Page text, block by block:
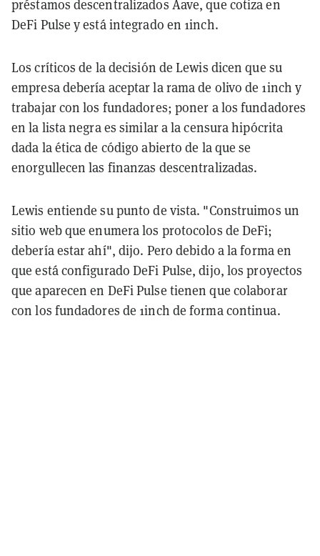
préstamos descentralizados Aave, que cotiza en
DeFi Pulse y está integrado en 1inch.
Los críticos de la decisión de Lewis dicen que su
empresa debería aceptar la rama de olivo de 1inch y
trabajar con los fundadores; poner a los fundadores
en la lista negra es similar a la censura hipócrita
dada la ética de código abierto de la que se
enorgullecen las finanzas descentralizadas.
Lewis entiende su punto de vista. "Construimos un
sitio web que enumera los protocolos de DeFi;
debería estar ahí", dijo. Pero debido a la forma en
que está configurado DeFi Pulse, dijo, los proyectos
que aparecen en DeFi Pulse tienen que colaborar
con los fundadores de 1inch de forma continua.